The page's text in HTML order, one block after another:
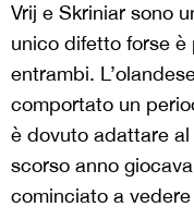
Vrij e Skriniar sono
unico difetto forse
entrambi.
comportato un
è dovuto adattare
scorso anno
cominciato a